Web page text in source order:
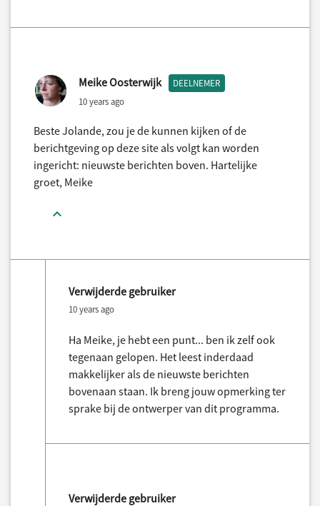
Meike Oosterwijk DEELNEMER
10 years ago
Beste Jolande, zou je de kunnen kijken of de
berichtgeving op deze site als volgt kan worden
ingericht: nieuwste berichten boven. Hartelijke
groet, Meike
Verwijderde gebruiker
10 years ago
Ha Meike, je hebt een punt... ben ik zelf ook
tegenaan gelopen. Het leest inderdaad
makkelijker als de nieuwste berichten
bovenaan staan. Ik breng jouw opmerking ter
sprake bij de ontwerper van dit programma.
Verwijderde gebruiker